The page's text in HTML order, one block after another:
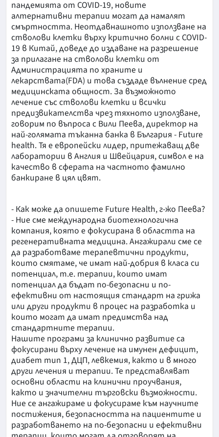
пандемията oт COVID-19, новите
алтернативни терапии могат да намалят
смъртността. Неотдавнашното използване на
стволови клетки върху критично болни с COVID-
19 в Китай, доведе до издаване на разрешение
за прилагане на стволови клетки от
Администрацията по храните и
лекарствата(FDA) и това създаде вълнение сред
медицинската общност. За възможното
лечение със стволови клетки и всички
предизвикателства чрез тяхното използване,
говорим по въпроса с Вили Пеева, директор на
най-голямата тъканна банка в България - Future
health. Тя е европейски лидер, притежаващ две
лаборатории в Англия и Швейцария, символ е на
качество в сферата на частното фамилно
банкиране в цял цвят.
- Как може да опишете Future Health, г-жо Пеева?
- Ние сме международна биотехнологична
компания, която е фокусирана в областта на
регенеративната медицина. Ангажирали сме се
да разработваме терапевтични продукти,
които смятаме, че имат най-добрия в класа си
потенциал, т.е. терапии, които имат
потенциал да бъдат по-безопасни и по-
ефективни от настоящия стандарт на грижа
или други продукти в процес на разработка и
които могат да имат предимства над
стандартните терапии.
Нашите програми за клинично развитие са
фокусирани върху лечение на имунен дефицит,
диабет тип 1, ДЦП, левкемия, както и в много
други лечения и терапии. Те представляват
основни области на клинични проучвания,
както и значителни търговски възможности.
Ние се ангажираме и фокусираме към научните
постижения, безопасността на пациентите и
разработването на по-безопасни и ефективни